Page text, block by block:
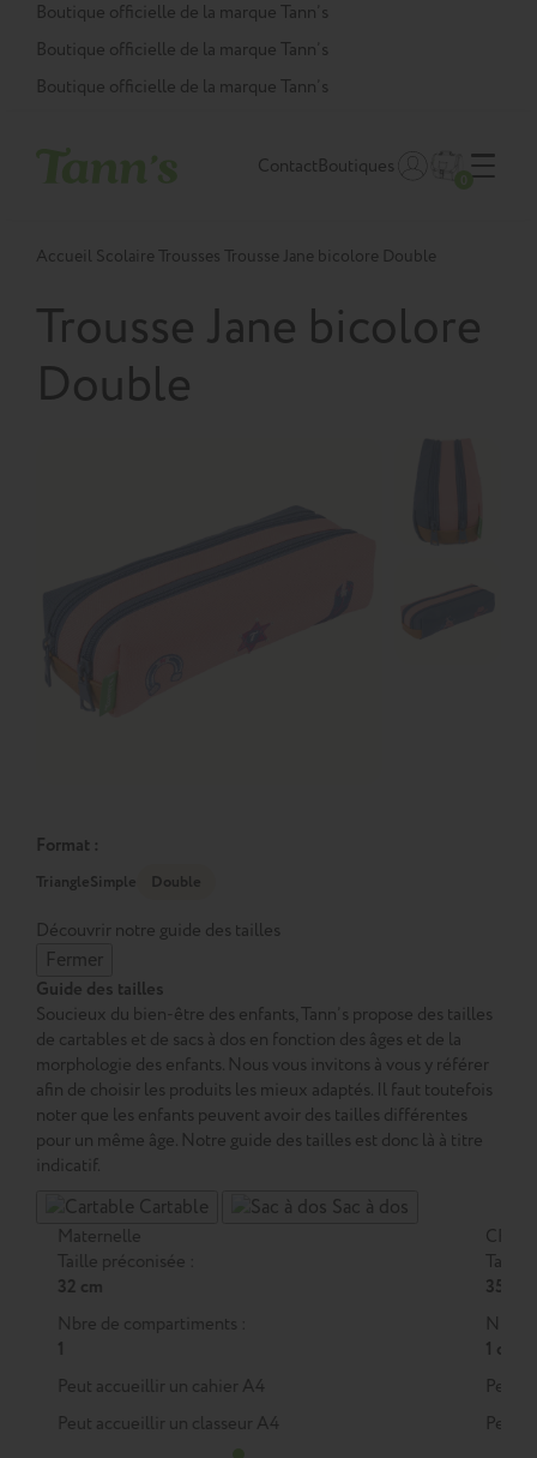
Panneau de gestion des cookies
Boutique officielle de la marque Tann’s
Boutique officielle de la marque Tann’s
Boutique officielle de la marque Tann’s
ContactBoutiques
Accueil Scolaire Trousses Trousse Jane bicolore Double
Trousse Jane bicolore
Double
Format :
TriangleSimple Double
Découvrir notre guide des tailles
Fermer
Guide des tailles
Soucieux du bien-être des enfants, Tann’s propose des tailles
de cartables et de sacs à dos en fonction des âges et de la
morphologie des enfants. Nous vous invitons à vous y référer
afin de choisir les produits les mieux adaptés. Il faut toutefois
noter que les enfants peuvent avoir des tailles différentes
pour un même âge. Notre guide des tailles est donc là à titre
indicatif.
Cartable Sac à dos
Maternelle
Taille préconisée :
32 cm
Nbre de compartiments :
1
Peut accueillir un cahier A4
Peut accueillir un classeur A4
CP
Taille
35 cm
Nbre
1 ou 2
Peut
Peut